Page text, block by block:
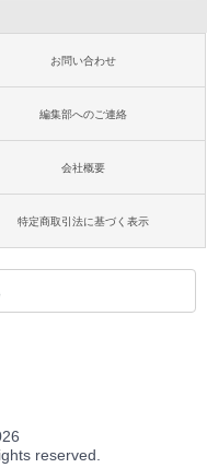
お問い合わせ
編集部へのご連絡
会社概要
特定商取引法に基づく表示
reserved.